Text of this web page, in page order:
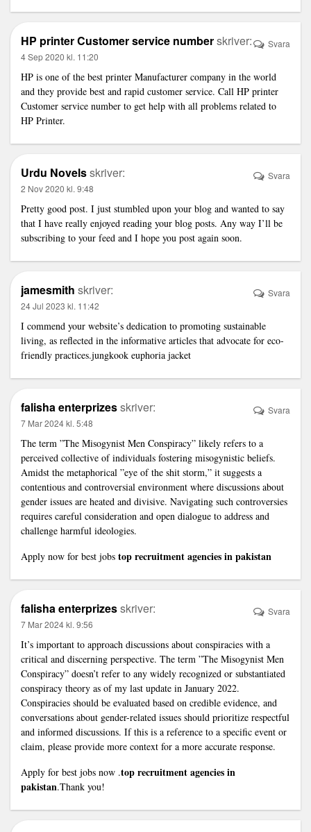
HP printer Customer service numberskriver:
4 Sep 2020 kl. 11:20
HP is one of the best printer Manufacturer company in the world
and they provide best and rapid customer service. Call HP printer
Customer service number to get help with all problems related to
HP Printer.
Svara
Urdu Novelsskriver:
2 Nov 2020 kl. 9:48
Pretty good post. I just stumbled upon your blog and wanted to say
that I have really enjoyed reading your blog posts. Any way I’ll be
subscribing to your feed and I hope you post again soon.
Svara
jamesmith skriver:
24 Jul 2023 kl. 11:42
I commend your website’s dedication to promoting sustainable
living, as reflected in the informative articles that advocate for eco-
friendly practices.jungkook euphoria jacket
Svara
falisha enterprizesskriver:
7 Mar 2024 kl. 5:48
The term ”The Misogynist Men Conspiracy” likely refers to a
perceived collective of individuals fostering misogynistic beliefs.
Amidst the metaphorical ”eye of the shit storm,” it suggests a
contentious and controversial environment where discussions about
gender issues are heated and divisive. Navigating such controversies
requires careful consideration and open dialogue to address and
challenge harmful ideologies.
Apply now for best jobs top recruitment agencies in pakistan
Svara
falisha enterprizesskriver:
7 Mar 2024 kl. 9:56
It’s important to approach discussions about conspiracies with a
critical and discerning perspective. The term ”The Misogynist Men
Conspiracy” doesn’t refer to any widely recognized or substantiated
conspiracy theory as of my last update in January 2022.
Conspiracies should be evaluated based on credible evidence, and
conversations about gender-related issues should prioritize respectful
and informed discussions. If this is a reference to a specific event or
claim, please provide more context for a more accurate response.
Apply for best jobs now .top recruitment agencies in
pakistan.Thank you!
Svara